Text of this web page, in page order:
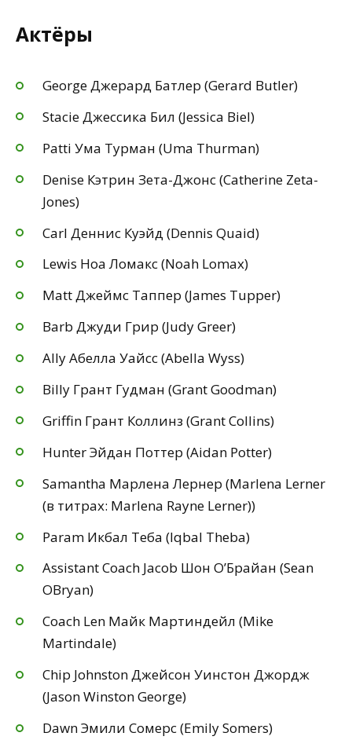
Актёры
George Джерард Батлер (Gerard Butler)
Stacie Джессика Бил (Jessica Biel)
Patti Ума Турман (Uma Thurman)
Denise Кэтрин Зета-Джонс (Catherine Zeta-
Jones)
Carl Деннис Куэйд (Dennis Quaid)
Lewis Ноа Ломакс (Noah Lomax)
Matt Джеймс Таппер (James Tupper)
Barb Джуди Грир (Judy Greer)
Ally Абелла Уайсс (Abella Wyss)
Billy Грант Гудман (Grant Goodman)
Griffin Грант Коллинз (Grant Collins)
Hunter Эйдан Поттер (Aidan Potter)
Samantha Марлена Лернер (Marlena Lerner
(в титрах: Marlena Rayne Lerner))
Param Икбал Теба (Iqbal Theba)
Assistant Coach Jacob Шон О’Брайан (Sean
OBryan)
Coach Len Майк Мартиндейл (Mike
Martindale)
Chip Johnston Джейсон Уинстон Джордж
(Jason Winston George)
Dawn Эмили Сомерс (Emily Somers)